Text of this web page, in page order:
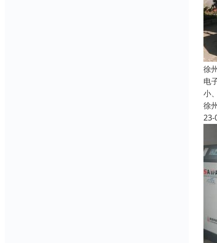
徐
电
小
徐
23-